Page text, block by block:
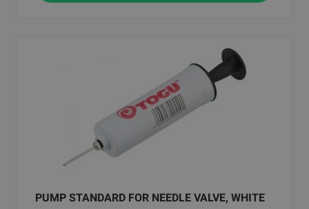
PUMP STANDARD FOR NEEDLE VALVE, WHITE